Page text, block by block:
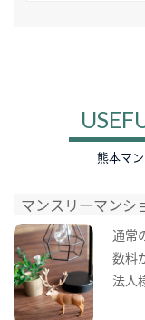
熊本マ
マンスリーマンシ
通常
数料
法人